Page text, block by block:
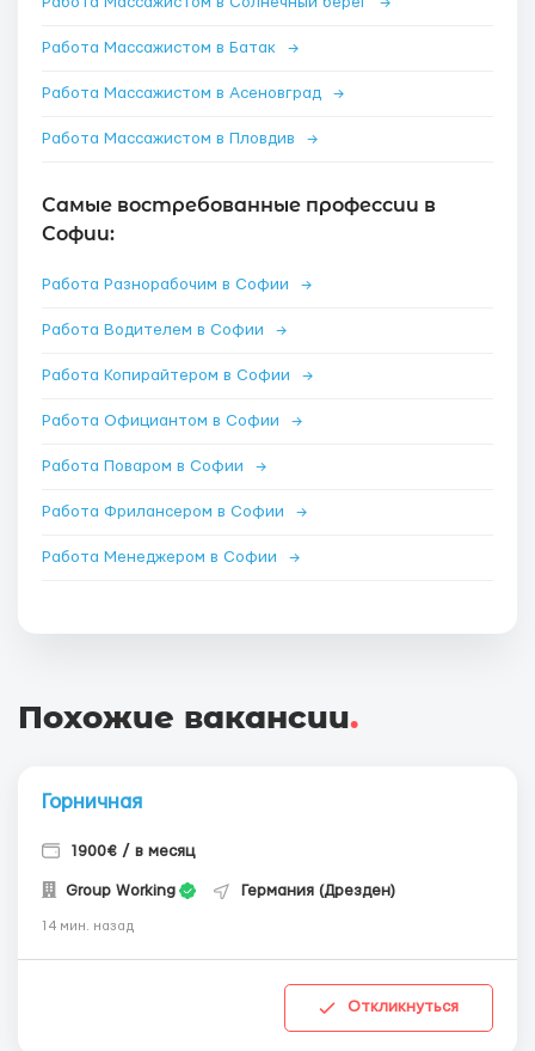
Работа Массажистом в Батак →
Работа Массажистом в Асеновград →
Работа Массажистом в Пловдив →
Самые востребованные профессии в
Софии:
Работа Разнорабочим в Софии →
Работа Водителем в Софии →
Работа Копирайтером в Софии →
Работа Официантом в Софии →
Работа Поваром в Софии →
Работа Фрилансером в Софии →
Работа Менеджером в Софии →
Похожие вакансии.
Горничная
1900€ / в месяц
Group Working Германия (Дрезден)
14 мин. назад
Откликнуться